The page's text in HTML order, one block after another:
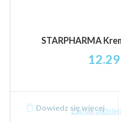
STARPHARMA
12.29
Zapłać później:
Dowiedz się więcej